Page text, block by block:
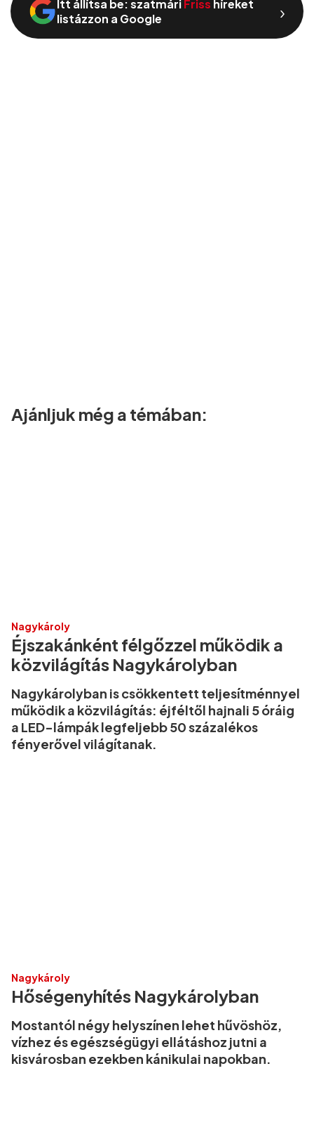
Itt állítsa be: szatmári Friss híreket
listázzon a Google
›
Ajánljuk még a témában:
Nagykároly
Éjszakánként félgőzzel működik a
közvilágítás Nagykárolyban
Nagykárolyban is csökkentett teljesítménnyel
működik a közvilágítás: éjféltől hajnali 5 óráig
a LED-lámpák legfeljebb 50 százalékos
fényerővel világítanak.
Nagykároly
Hőségenyhítés Nagykárolyban
Mostantól négy helyszínen lehet hűvöshöz,
vízhez és egészségügyi ellátáshoz jutni a
kisvárosban ezekben kánikulai napokban.